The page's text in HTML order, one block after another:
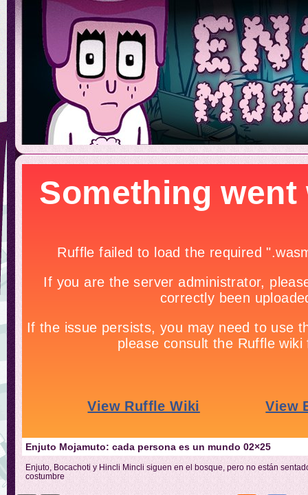
Enjuto Mojamuto: cada persona es un mundo 02×25
Enjuto, Bocachoti y Hincli Mincli siguen en el bosque, pero no están
costumbre